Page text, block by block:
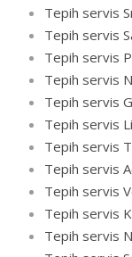
Tepih servis
Tepih servis
Tepih servis
Tepih servis
Tepih servis
Tepih servis
Tepih servis
Tepih servis
Tepih servis
Tepih servis
Tepih servis